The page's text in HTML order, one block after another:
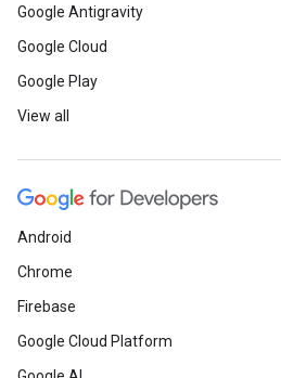
Google Antigravity
Google Cloud
Google Play
View all
Android
Chrome
Firebase
Google Cloud Platform